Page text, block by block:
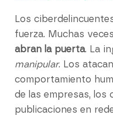
Los
fuerza. Muchas
abran la puerta. La
manipular. Los
comportamiento
de las empresas,
publicaciones en